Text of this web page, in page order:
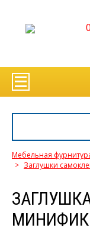
0
Мебельная
> Заглушки
ЗАГЛУШКА